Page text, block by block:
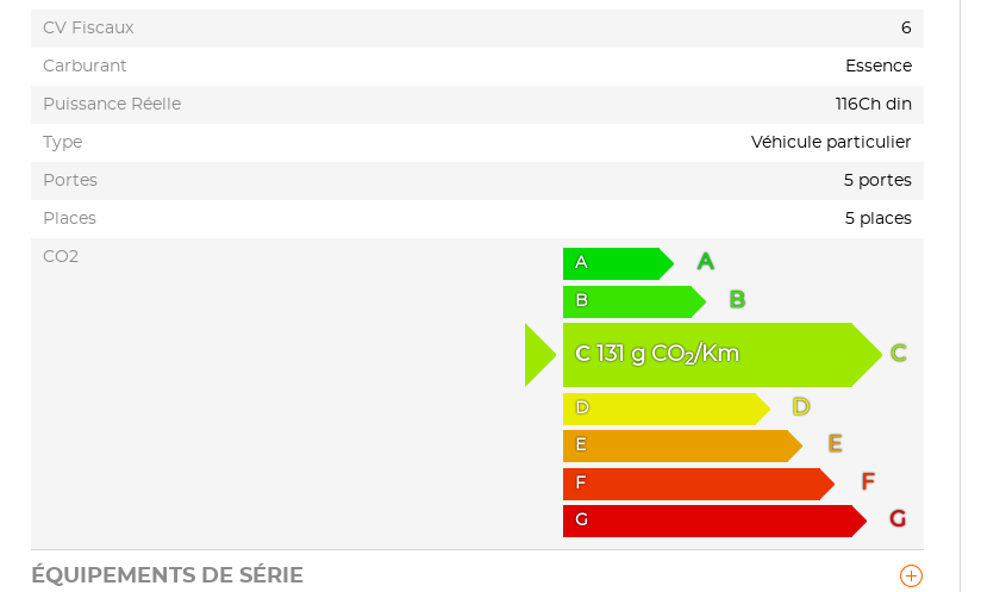
CV Fiscaux 6
Carburant Essence
Puissance Réelle 116Ch din
Type Véhicule particulier
Portes 5 portes
Places 5 places
CO2 A A
B B
C131 gCO2/Km C
D D
E E
F F
G G
ÉQUIPEMENTS DE SÉRIE